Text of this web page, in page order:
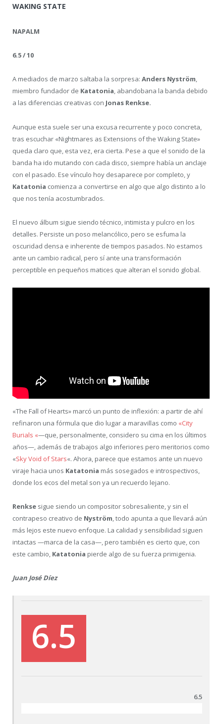
WAKING STATE
NAPALM
6.5 / 10
A mediados de marzo saltaba la sorpresa: Anders Nyström,
miembro fundador de Katatonia, abandobana la banda debido
a las diferencias creativas con Jonas Renkse.
Aunque esta suele ser una excusa recurrente y poco concreta,
tras escuchar «Nightmares as Extensions of the Waking State»
queda claro que, esta vez, era cierta. Pese a que el sonido de la
banda ha ido mutando con cada disco, siempre había un anclaje
con el pasado. Ese vínculo hoy desaparece por completo, y
Katatonia comienza a convertirse en algo que algo distinto a lo
que nos tenía acostumbrados.
El nuevo álbum sigue siendo técnico, intimista y pulcro en los
detalles. Persiste un poso melancólico, pero se esfuma la
oscuridad densa e inherente de tiempos pasados. No estamos
ante un cambio radical, pero sí ante una transformación
perceptible en pequeños matices que alteran el sonido global.
«The Fall of Hearts» marcó un punto de inflexión: a partir de ahí
refinaron una fórmula que dio lugar a maravillas como «City
Burials «—que, personalmente, considero su cima en los últimos
años—, además de trabajos algo inferiores pero meritorios como
«Sky Void of Stars«. Ahora, parece que estamos ante un nuevo
viraje hacia unos Katatonia más sosegados e introspectivos,
donde los ecos del metal son ya un recuerdo lejano.
Renkse sigue siendo un compositor sobresaliente, y sin el
contrapeso creativo de Nyström, todo apunta a que llevará aún
más lejos este nuevo enfoque. La calidad y sensibilidad siguen
intactas —marca de la casa—, pero también es cierto que, con
este cambio, Katatonia pierde algo de su fuerza primigenia.
Juan José Díez
6.5
6.5